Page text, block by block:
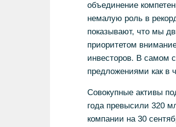
объединение
немалую роль в
показывают, что мы
приоритетом
инвесторов. В самом
предложениями как в
Совокупные активы
года превысили 320
компании на 30